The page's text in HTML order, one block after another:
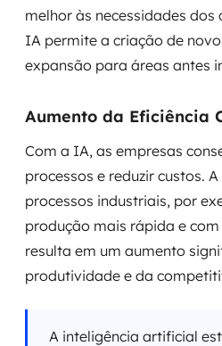
melhor às necessidades dos
IA permite a criação de
expansão para áreas antes
Aumento da Eficiência
Com a IA, as empresas
processos e reduzir custos.
processos industriais, por
produção mais rápida e
resulta em um aumento
produtividade e da
A inteligência artificial